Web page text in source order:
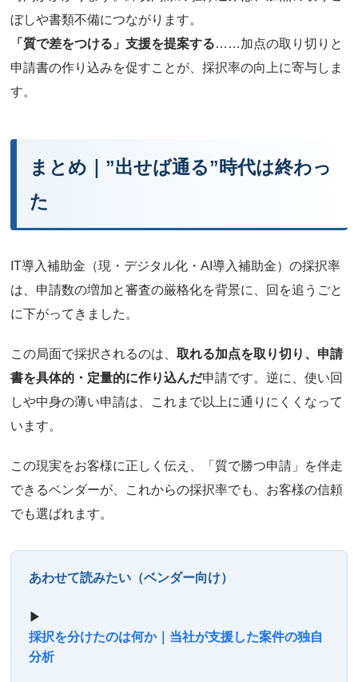
ぼしや書類不備につながります。
「質で差をつける」支援を提案する……加点の取り切りと
申請書の作り込みを促すことが、採択率の向上に寄与しま
す。
まとめ｜”出せば通る”時代は終わっ
た
IT導入補助金（現・デジタル化・AI導入補助金）の採択率
は、申請数の増加と審査の厳格化を背景に、回を追うごと
に下がってきました。
この局面で採択されるのは、取れる加点を取り切り、申請
書を具体的・定量的に作り込んだ申請です。逆に、使い回
しや中身の薄い申請は、これまで以上に通りにくくなって
います。
この現実をお客様に正しく伝え、「質で勝つ申請」を伴走
できるベンダーが、これからの採択率でも、お客様の信頼
でも選ばれます。
あわせて読みたい（ベンダー向け）
▶
採択を分けたのは何か｜当社が支援した案件の独自
分析